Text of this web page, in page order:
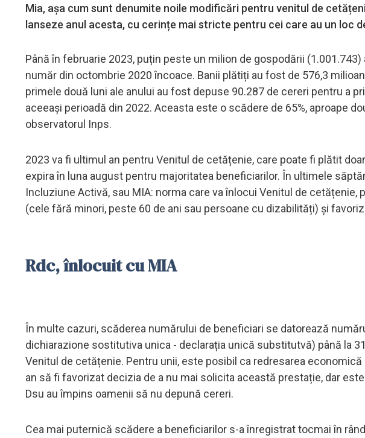
Mia, așa cum sunt denumite noile modificări pentru venitul de
lanseze anul acesta, cu cerințe mai stricte pentru cei care au un loc
Până în februarie 2023, puțin peste un milion de gospodării
număr din octombrie 2020 încoace. Banii plătiți au fost de 576,3
primele două luni ale anului au fost depuse 90.287 de cereri pentru a
aceeași perioadă din 2022. Aceasta este o scădere de 65%, aproape
observatorul Inps.
2023 va fi ultimul an pentru Venitul de cetățenie, care poate fi plătit
expira în luna august pentru majoritatea beneficiarilor. În ultimele
Incluziune Activă, sau MIA: norma care va înlocui Venitul de
(cele fără minori, peste 60 de ani sau persoane cu dizabilități) și
Rdc, înlocuit cu MIA
În multe cazuri, scăderea numărului de beneficiari se datorează
dichiarazione sostitutiva unica - declarația unică substitutvă) până la
Venitul de cetățenie. Pentru unii, este posibil ca redresarea
an să fi favorizat decizia de a nu mai solicita această prestație, dar
Dsu au împins oamenii să nu depună cereri.
Cea mai puternică scădere a beneficiarilor s-a înregistrat tocmai în